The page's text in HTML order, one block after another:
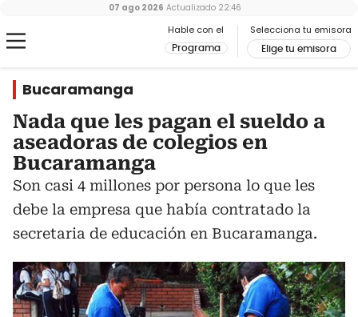
Hable con el
Programa
Selecciona tu emisora
Elige tu emisora
07 ago 2026 Actualizado 22:46
Bucaramanga
Nada que les pagan el sueldo a
aseadoras de colegios en
Bucaramanga
Son casi 4 millones por persona lo que les
debe la empresa que había contratado la
secretaria de educación en Bucaramanga.